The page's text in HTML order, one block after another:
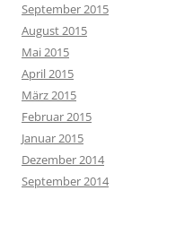
September 2015
August 2015
Mai 2015
April 2015
März 2015
Februar 2015
Januar 2015
Dezember 2014
September 2014